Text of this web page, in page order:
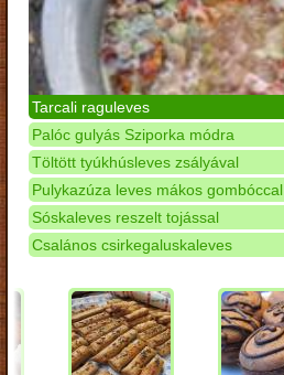
Tarcali raguleves
Palóc gulyás Sziporka módra
Töltött tyúkhúsleves zsályával
Pulykazúza leves mákos gombóccal
Sóskaleves reszelt tojással
Csalános csirkegaluskaleves